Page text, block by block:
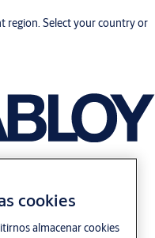
region. Select your country or
cookies
almacenar cookies